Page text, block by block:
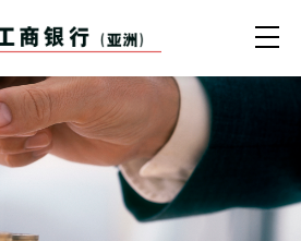
款、資金管理、貿